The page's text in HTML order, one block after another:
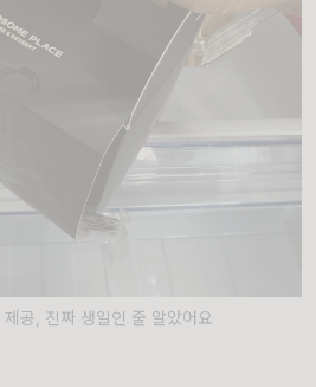
공, 진짜 생일인 줄 알았어요